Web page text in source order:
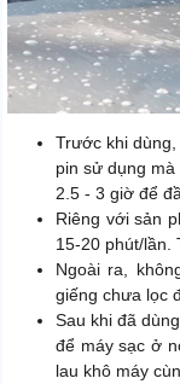
Trước khi
pin sử dụng
2.5 - 3 giờ để
Riêng với sản
15-20 phút/lần.
Ngoài ra,
giếng chưa lọc
Sau khi đã
để máy sạc ở
lau khô máy